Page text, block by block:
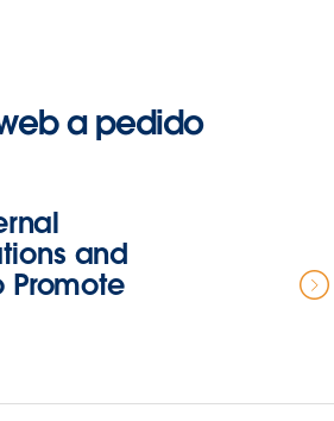
a pedido
and
Promote